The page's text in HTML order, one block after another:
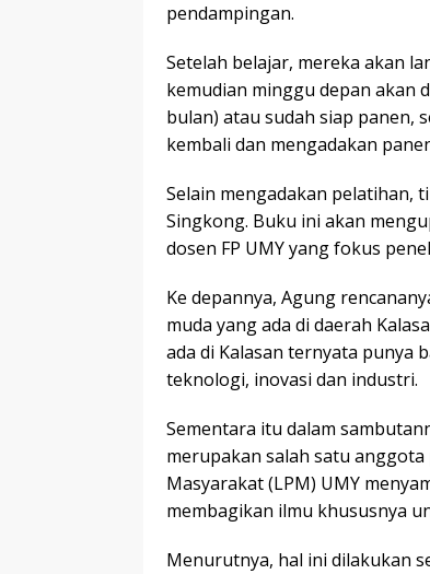
pendampingan.
Setelah belajar, mereka akan
kemudian minggu depan akan
bulan) atau sudah siap panen,
kembali dan mengadakan
Selain mengadakan pelatihan,
Singkong. Buku ini akan
dosen FP UMY yang fokus
Ke depannya, Agung
muda yang ada di daerah
ada di Kalasan ternyata punya
teknologi, inovasi dan industri.
Sementara itu dalam
merupakan salah satu
Masyarakat (LPM) UMY
membagikan ilmu khususnya
Menurutnya, hal ini dilakukan